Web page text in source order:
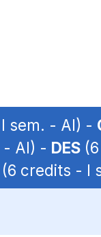
sem. - AI) -
- AI) - DES
(6 credits - I